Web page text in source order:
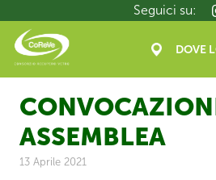
al
contenuto
principale
Seguici su:
DOVE
ASSEMBLEA
13 Aprile 2021